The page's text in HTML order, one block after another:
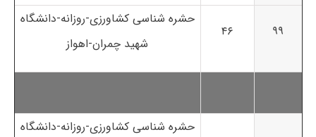
۹۹ ۴۶
حشره شناسی کشاورزی-روزانه-دانشگاه
شهید چمران-اهواز
حشره شناسی کشاورزی-روزانه-دانشگاه